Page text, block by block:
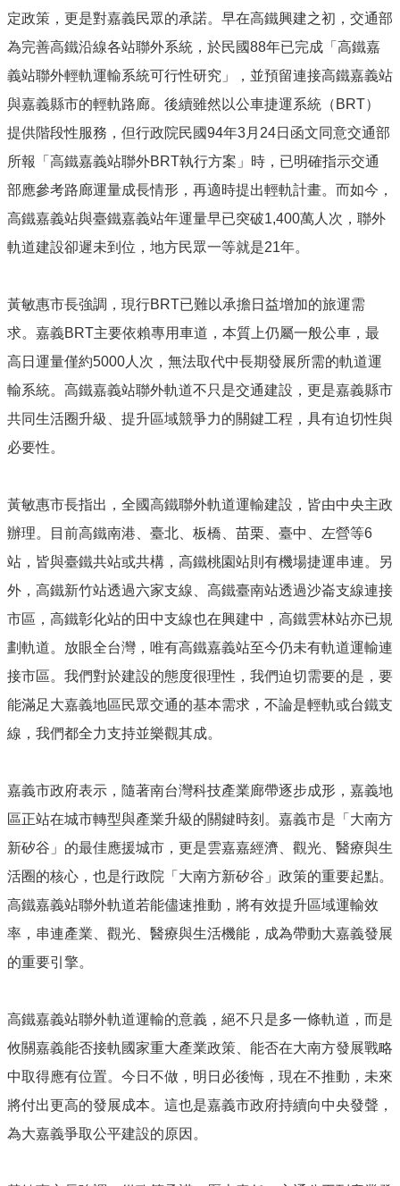
便
民
服
嘉
輕
軌
回
首
導
覽
嘉
市
政
處
資
安
全
策
隱
私
權
政
資
料
放
宣
定政策，更是對嘉義民眾的承諾。早在高鐵興建之初，交通部
為完善高鐵沿線各站聯外系統，於民國88年已完成「高鐵嘉
義站聯外輕軌運輸系統可行性研究」，並預留連接高鐵嘉義站
與嘉義縣市的輕軌路廊。後續雖然以公車捷運系統（BRT）
提供階段性服務，但行政院民國94年3月24日函文同意交通部
所報「高鐵嘉義站聯外BRT執行方案」時，已明確指示交通
部應參考路廊運量成長情形，再適時提出輕軌計畫。而如今，
高鐵嘉義站與臺鐵嘉義站年運量早已突破1,400萬人次，聯外
軌道建設卻遲未到位，地方民眾一等就是21年。
黃敏惠市長強調，現行BRT已難以承擔日益增加的旅運需
求。嘉義BRT主要依賴專用車道，本質上仍屬一般公車，最
高日運量僅約5000人次，無法取代中長期發展所需的軌道運
輸系統。高鐵嘉義站聯外軌道不只是交通建設，更是嘉義縣市
共同生活圈升級、提升區域競爭力的關鍵工程，具有迫切性與
必要性。
黃敏惠市長指出，全國高鐵聯外軌道運輸建設，皆由中央主政
辦理。目前高鐵南港、臺北、板橋、苗栗、臺中、左營等6
站，皆與臺鐵共站或共構，高鐵桃園站則有機場捷運串連。另
外，高鐵新竹站透過六家支線、高鐵臺南站透過沙崙支線連接
市區，高鐵彰化站的田中支線也在興建中，高鐵雲林站亦已規
劃軌道。放眼全台灣，唯有高鐵嘉義站至今仍未有軌道運輸連
接市區。我們對於建設的態度很理性，我們迫切需要的是，要
能滿足大嘉義地區民眾交通的基本需求，不論是輕軌或台鐵支
線，我們都全力支持並樂觀其成。
嘉義市政府表示，隨著南台灣科技產業廊帶逐步成形，嘉義地
區正站在城市轉型與產業升級的關鍵時刻。嘉義市是「大南方
新矽谷」的最佳應援城市，更是雲嘉嘉經濟、觀光、醫療與生
活圈的核心，也是行政院「大南方新矽谷」政策的重要起點。
高鐵嘉義站聯外軌道若能儘速推動，將有效提升區域運輸效
率，串連產業、觀光、醫療與生活機能，成為帶動大嘉義發展
的重要引擎。
高鐵嘉義站聯外軌道運輸的意義，絕不只是多一條軌道，而是
攸關嘉義能否接軌國家重大產業政策、能否在大南方發展戰略
中取得應有位置。今日不做，明日必後悔，現在不推動，未來
將付出更高的發展成本。這也是嘉義市政府持續向中央發聲，
為大嘉義爭取公平建設的原因。